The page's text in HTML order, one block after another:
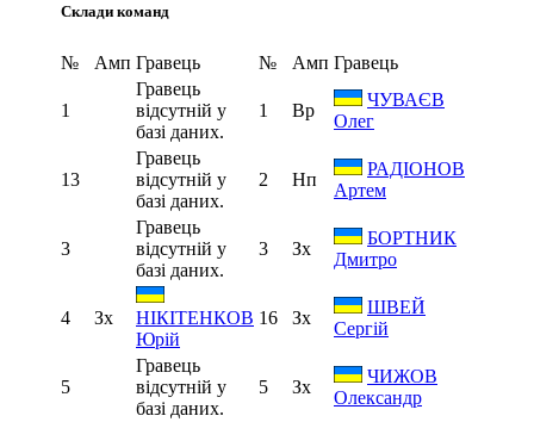
Склади команд
№ Амп Гравець № Амп Гравець
1
Гравець
відсутній у
базі даних.
1 Вр
ЧУВАЄВ
Олег
13
Гравець
відсутній у
базі даних.
2 Нп
РАДІОНОВ
Артем
3
Гравець
відсутній у
базі даних.
3 Зх
БОРТНИК
Дмитро
4 Зх
НІКІТЕНКОВ
Юрій
16 Зх
ШВЕЙ
Сергій
5
Гравець
відсутній у
базі даних.
5 Зх
ЧИЖОВ
Олександр